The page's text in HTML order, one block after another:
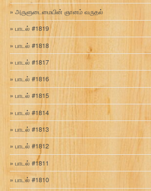
அருளுடைமையின் ஞானம் வருதல்
பாடல் #1819
பாடல் #1818
பாடல் #1817
பாடல் #1816
பாடல் #1815
பாடல் #1814
பாடல் #1813
பாடல் #1812
பாடல் #1811
பாடல் #1810